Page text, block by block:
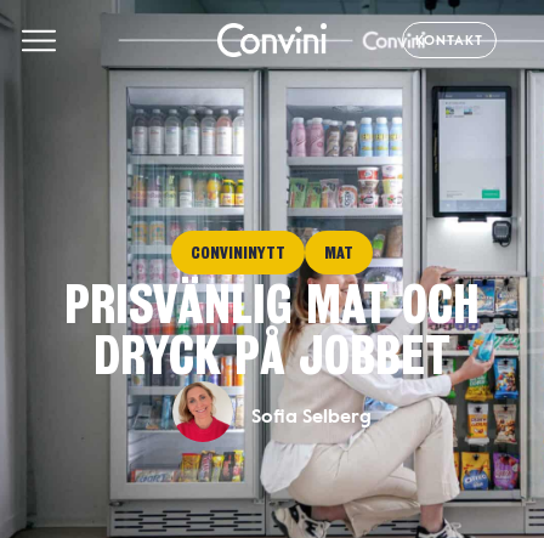
KONTAKT
CONVININYTT MAT
PRISVÄNLIG MAT OCH
DRYCK PÅ JOBBET
Sofia Selberg